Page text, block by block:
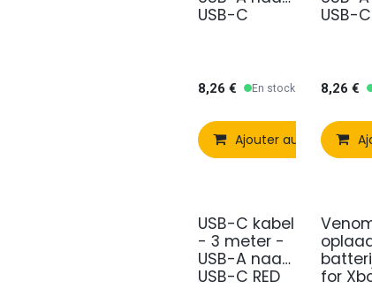
USB-C
8,26 € En stock
Ajouter au panier
USB-C
8,26 €
USB-C kabel
- 3 meter -
USB-A naar
USB-C RED
for